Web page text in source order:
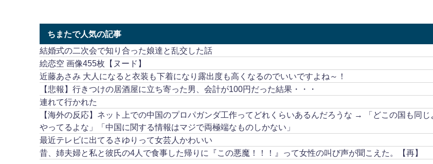
ちまたで人気の記事
結婚式の二次会で知り合った娘達と乱交した話
絵恋空 画像455枚【ヌード】
近藤あさみ 大人になると衣装も下着になり露出度も高くなるのでいいですよね～！
【悲報】行きつけの居酒屋に立ち寄った男、会計が100円だった結果・・・
連れて行かれた
【海外の反応】ネット上での中国のプロパガンダ工作ってどれくらいあるんだろうな → 「どこの国も同じ
やってるよな」「中国に関する情報はマジで両極端なものしかない」
最近テレビに出てるさゆりって女芸人かわいい
昔、姉夫婦と私と彼氏の4人で食事した帰りに『この悪魔！！！』って女性の叫び声が聞こえた。【再】